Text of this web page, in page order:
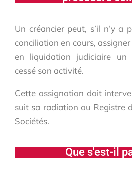
Un créancier peut, s’il n’y a
conciliation en cours,
en liquidation judiciaire un
cessé son activité.
Cette assignation doit
suit sa radiation au Registre
Sociétés.
Que s'est-il